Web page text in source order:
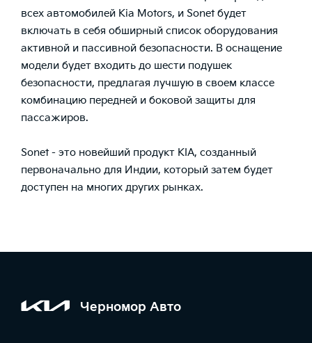
всех автомобилей Kia Motors, и Sonet будет
включать в себя обширный список оборудования
активной и пассивной безопасности. В оснащение
модели будет входить до шести подушек
безопасности, предлагая лучшую в своем классе
комбинацию передней и боковой защиты для
пассажиров.
Sonet - это новейший продукт KIA, созданный
первоначально для Индии, который затем будет
доступен на многих других рынках.
Черномор Авто